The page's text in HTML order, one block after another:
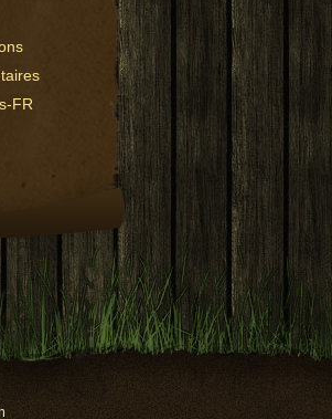
FR